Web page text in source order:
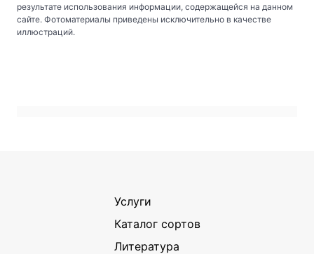
результате использования информации, содержащейся на данном
сайте. Фотоматериалы приведены исключительно в качестве
иллюстраций.
Услуги
Каталог сортов
Литература